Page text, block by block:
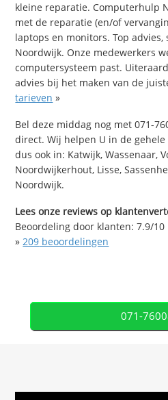
kleine reparatie. Computerhulp
met de reparatie (en/of
laptops en monitors. Top advies,
Noordwijk. Onze medewerkers
computersysteem past.
advies bij het maken van de
tarieven »
Bel deze middag nog met 071-
direct. Wij helpen U in de
dus ook in: Katwijk, Wassenaar,
Noordwijkerhout, Lisse,
Noordwijk.
Lees onze reviews op
Beoordeling door klanten:7.9/10
» 209 beoordelingen
071-